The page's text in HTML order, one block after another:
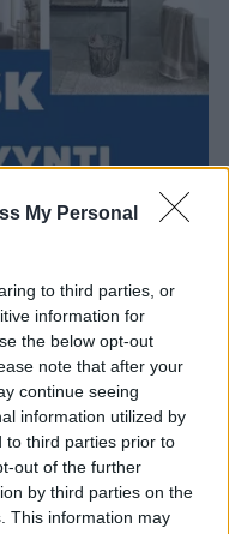
My Personal
to third parties, or
information for
the below opt-out
note that after your
continue seeing
information utilized by
to third parties prior to
out of the further
by third parties on the
This information may
syyskuuta 2025-
tarjouksia,
löydät
rahaa Huonekalut
johon
sängyt, lakanat,